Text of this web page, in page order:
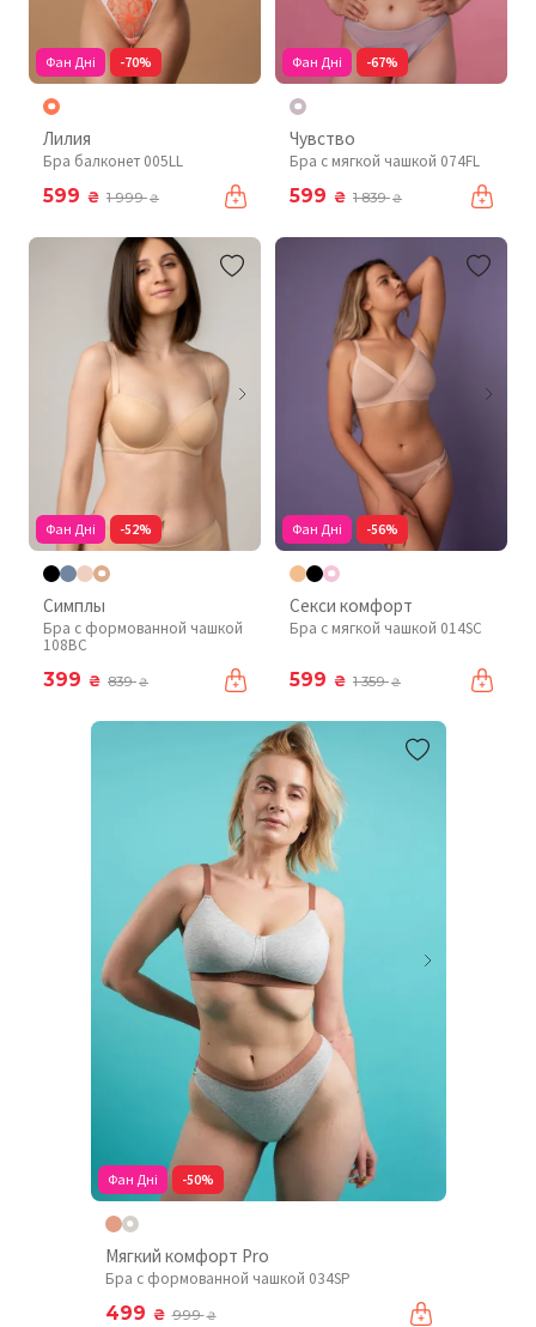
Фан Дні -70%
Лилия
Бра балконет 005LL
599 ₴ 1 999₴
Фан Дні -67%
Чувство
Бра с мягкой чашкой 074FL
599 ₴ 1 839₴
Фан Дні -52%
Симплы
Бра с формованной чашкой
108BC
399 ₴ 839₴
Фан Дні -56%
Секси комфорт
Бра с мягкой чашкой 014SC
599 ₴ 1 359₴
Фан Дні -50%
Мягкий комфорт Pro
Бра с формованной чашкой 034SP
499 ₴ 999₴